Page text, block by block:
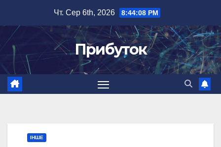
вмісту
Чт. Сер 6th, 2026 8:44:09 PM
Прибуток
ІНШЕ